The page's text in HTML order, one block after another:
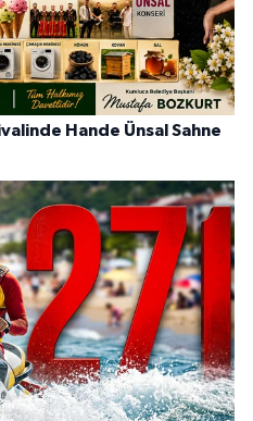
Hande Ünsal Sahne